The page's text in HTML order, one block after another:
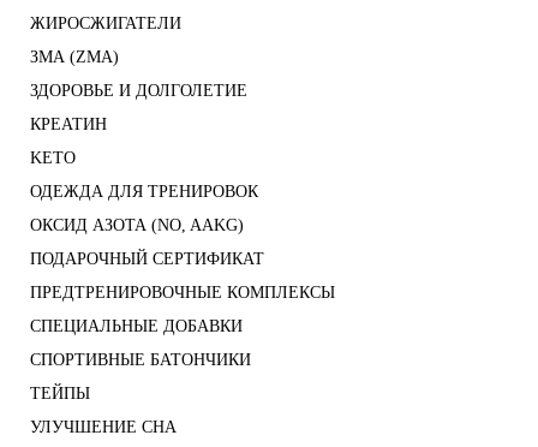
ЖИРОСЖИГАТЕЛИ
ЗМА (ZMA)
ЗДОРОВЬЕ И ДОЛГОЛЕТИЕ
КРЕАТИН
KETO
ОДЕЖДА ДЛЯ ТРЕНИРОВОК
ОКСИД АЗОТА (NO, AAKG)
ПОДАРОЧНЫЙ СЕРТИФИКАТ
ПРЕДТРЕНИРОВОЧНЫЕ КОМПЛЕКСЫ
СПЕЦИАЛЬНЫЕ ДОБАВКИ
СПОРТИВНЫЕ БАТОНЧИКИ
ТЕЙПЫ
УЛУЧШЕНИЕ СНА